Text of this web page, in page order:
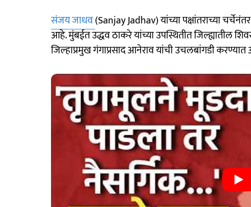
संजय जाधव(Sanjay Jadhav) यांच्या पक्षांतराच्या
आहे. मुंबईत उद्धव ठाकरे यांच्या उपस्थितीत जिल्ह्यातील
जिल्हाप्रमुख गंगाप्रसाद आनेराव यांची उचलबांगडी